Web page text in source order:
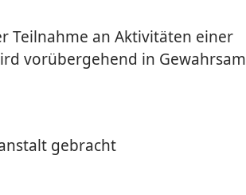
Teilnahme an Aktivitäten einer
vorübergehend in Gewahrsam
gebracht